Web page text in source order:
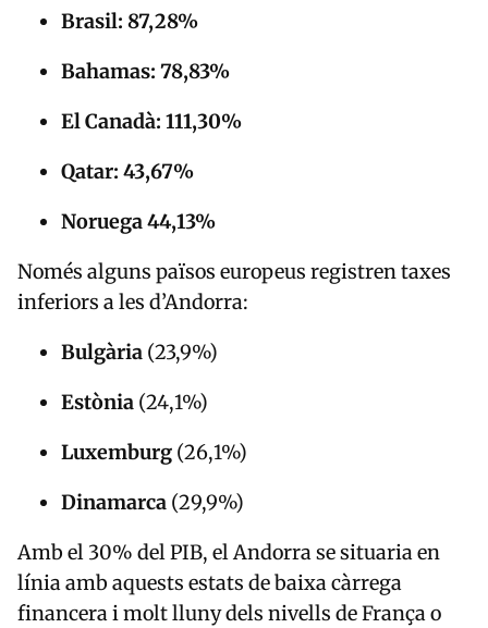
Brasil: 87,28%
Bahamas: 78,83%
El Canadà: 111,30%
Qatar: 43,67%
Noruega 44,13%
Només alguns països europeus registren taxes
inferiors a les d’Andorra:
Bulgària (23,9%)
Estònia (24,1%)
Luxemburg (26,1%)
Dinamarca (29,9%)
Amb el 30% del PIB, el Andorra se situaria en
línia amb aquests estats de baixa càrrega
financera i molt lluny dels nivells de França o